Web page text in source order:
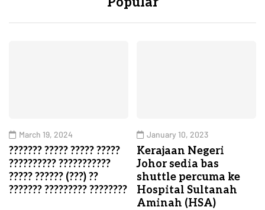
March 19, 2024
??????? ????? ????? ?????
?????????? ???????????
????? ?????? (???) ??
??????? ????????? ????????
January 10, 2023
Kerajaan Negeri
Johor sedia bas
shuttle percuma ke
Hospital Sultanah
Aminah (HSA)